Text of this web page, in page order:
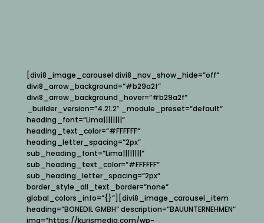
[divi8_image_carousel divi8_nav_show_hide=“off“
divi8_arrow_background=“#b29a2f“
divi8_arrow_background_hover=“#b29a2f“
_builder_version=“4.21.2″ _module_preset=“default“
heading_font=“Lima||||||||“
heading_text_color=“#FFFFFF“
heading_letter_spacing=“2px“
sub_heading_font=“Lima||||||||“
sub_heading_text_color=“#FFFFFF“
sub_heading_letter_spacing=“2px“
border_style_all_text_border=“none“
global_colors_info=“{}“][divi8_image_carousel_item
heading=“BONEDIL GMBH“ description=“BAUUNTERNEHMEN“
img=“https://kurismedia.com/wp-